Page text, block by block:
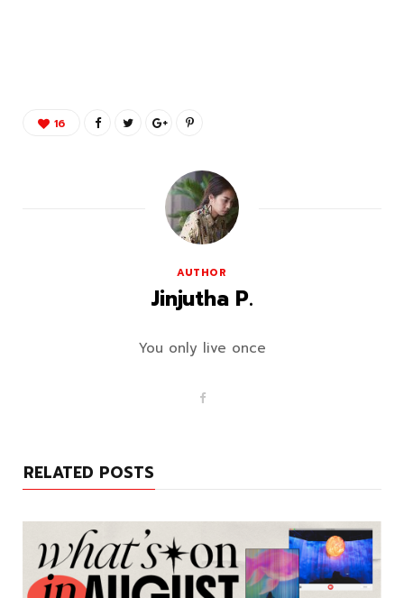
16
AUTHOR
Jinjutha P.
You only live once
F
RELATED POSTS